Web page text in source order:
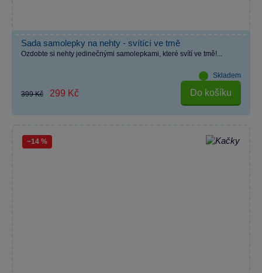
Sada samolepky na nehty - svítící ve tmě
Ozdobte si nehty jedinečnými samolepkami, které svítí ve tmě!...
Skladem
399 Kč 299 Kč Do košíku
−14 %